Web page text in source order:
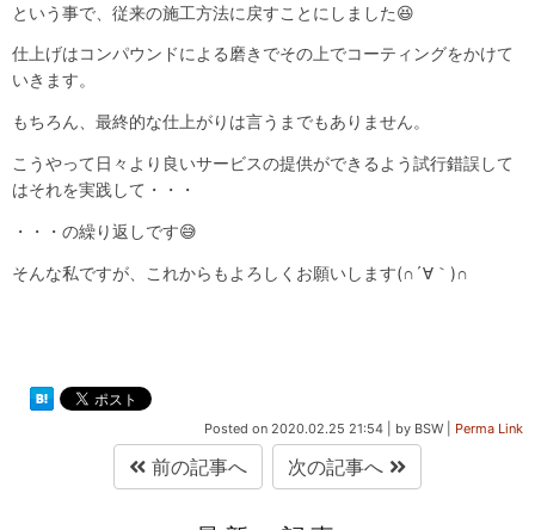
という事で、従来の施工方法に戻すことにしました😆
仕上げはコンパウンドによる磨きでその上でコーティングをかけて
いきます。
もちろん、最終的な仕上がりは言うまでもありません。
こうやって日々より良いサービスの提供ができるよう試行錯誤して
はそれを実践して・・・
・・・の繰り返しです😅
そんな私ですが、これからもよろしくお願いします(∩´∀｀)∩
Posted on 2020.02.25 21:54 by BSW Perma Link
前の記事へ 次の記事へ